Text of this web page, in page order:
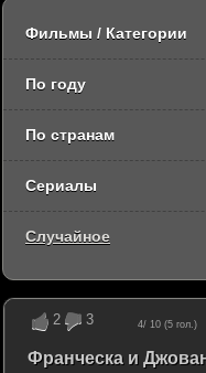
2 3 4/ 10 (5 гол.)
Франческа и
Фильмы / Категории
По году
По странам
Сериалы
Случайное